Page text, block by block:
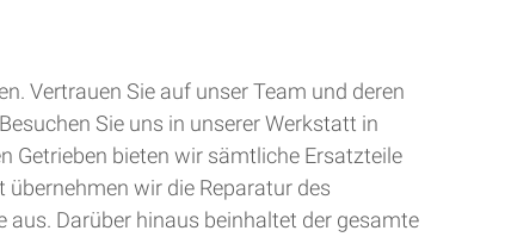
Vertrauen Sie auf unser Team und deren
Sie uns in unserer Werkstatt in
Getrieben bieten wir sämtliche Ersatzteile
wir die Reparatur des
aus. Darüber hinaus beinhaltet der gesamte